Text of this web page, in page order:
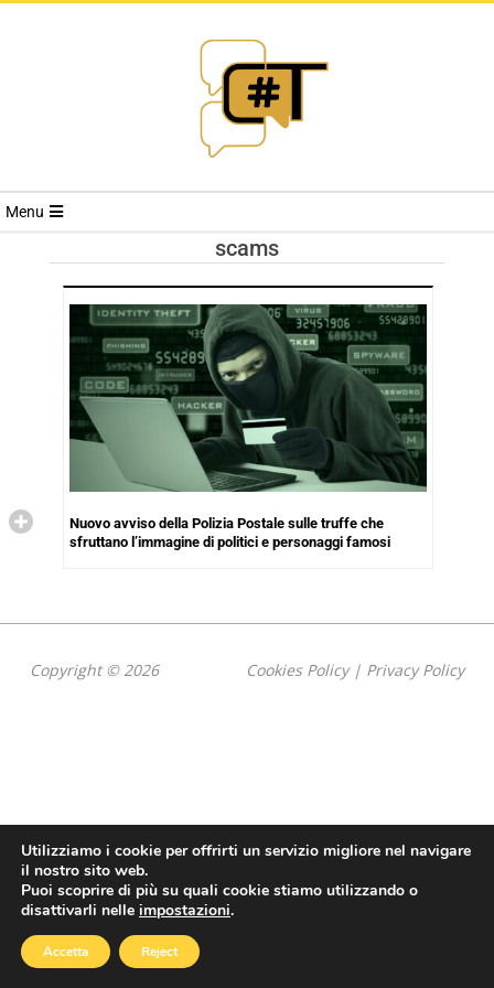
RIVISTA
TRENDS
Menu
scams
Nuovo avviso della Polizia Postale sulle truffe che
sfruttano l’immagine di politici e personaggi famosi
Copyright © 2026 Cookies Policy| Privacy Policy
Utilizziamo i cookie per offrirti un servizio migliore nel navigare
il nostro sito web.
Puoi scoprire di più su quali cookie stiamo utilizzando o
disattivarli nelle impostazioni.
Accetta Reject